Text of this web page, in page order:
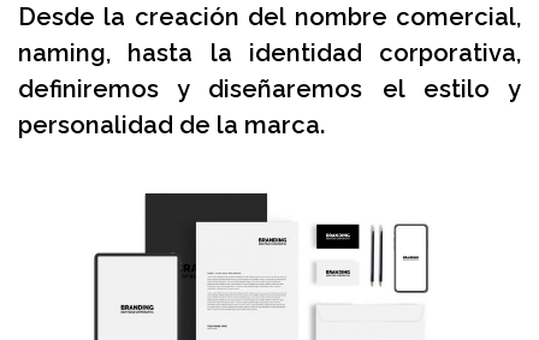
Desde la creación del nombre comercial,
naming, hasta la identidad corporativa,
definiremos y diseñaremos el estilo y
personalidad de la marca.